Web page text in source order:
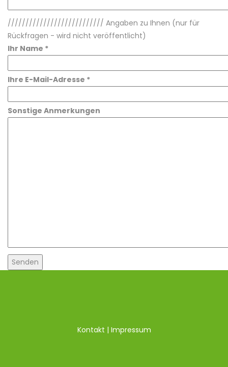
/////////////////////////// Angaben zu Ihnen (nur für
Rückfragen - wird nicht veröffentlicht)
Ihr Name *
Ihre E-Mail-Adresse *
Sonstige Anmerkungen
Kontakt | Impressum